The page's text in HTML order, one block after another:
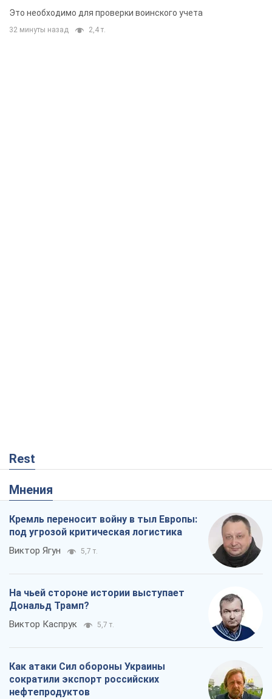
Это необходимо для проверки воинского учета
32 минуты назад 2,4 т.
Rest
Мнения
Кремль переносит войну в тыл Европы:
под угрозой критическая логистика
Виктор Ягун 5,7 т.
На чьей стороне истории выступает
Дональд Трамп?
Виктор Каспрук 5,7 т.
Как атаки Сил обороны Украины
сократили экспорт российских
нефтепродуктов